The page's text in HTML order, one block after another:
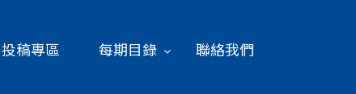
投稿專區 每期目錄 聯絡我們